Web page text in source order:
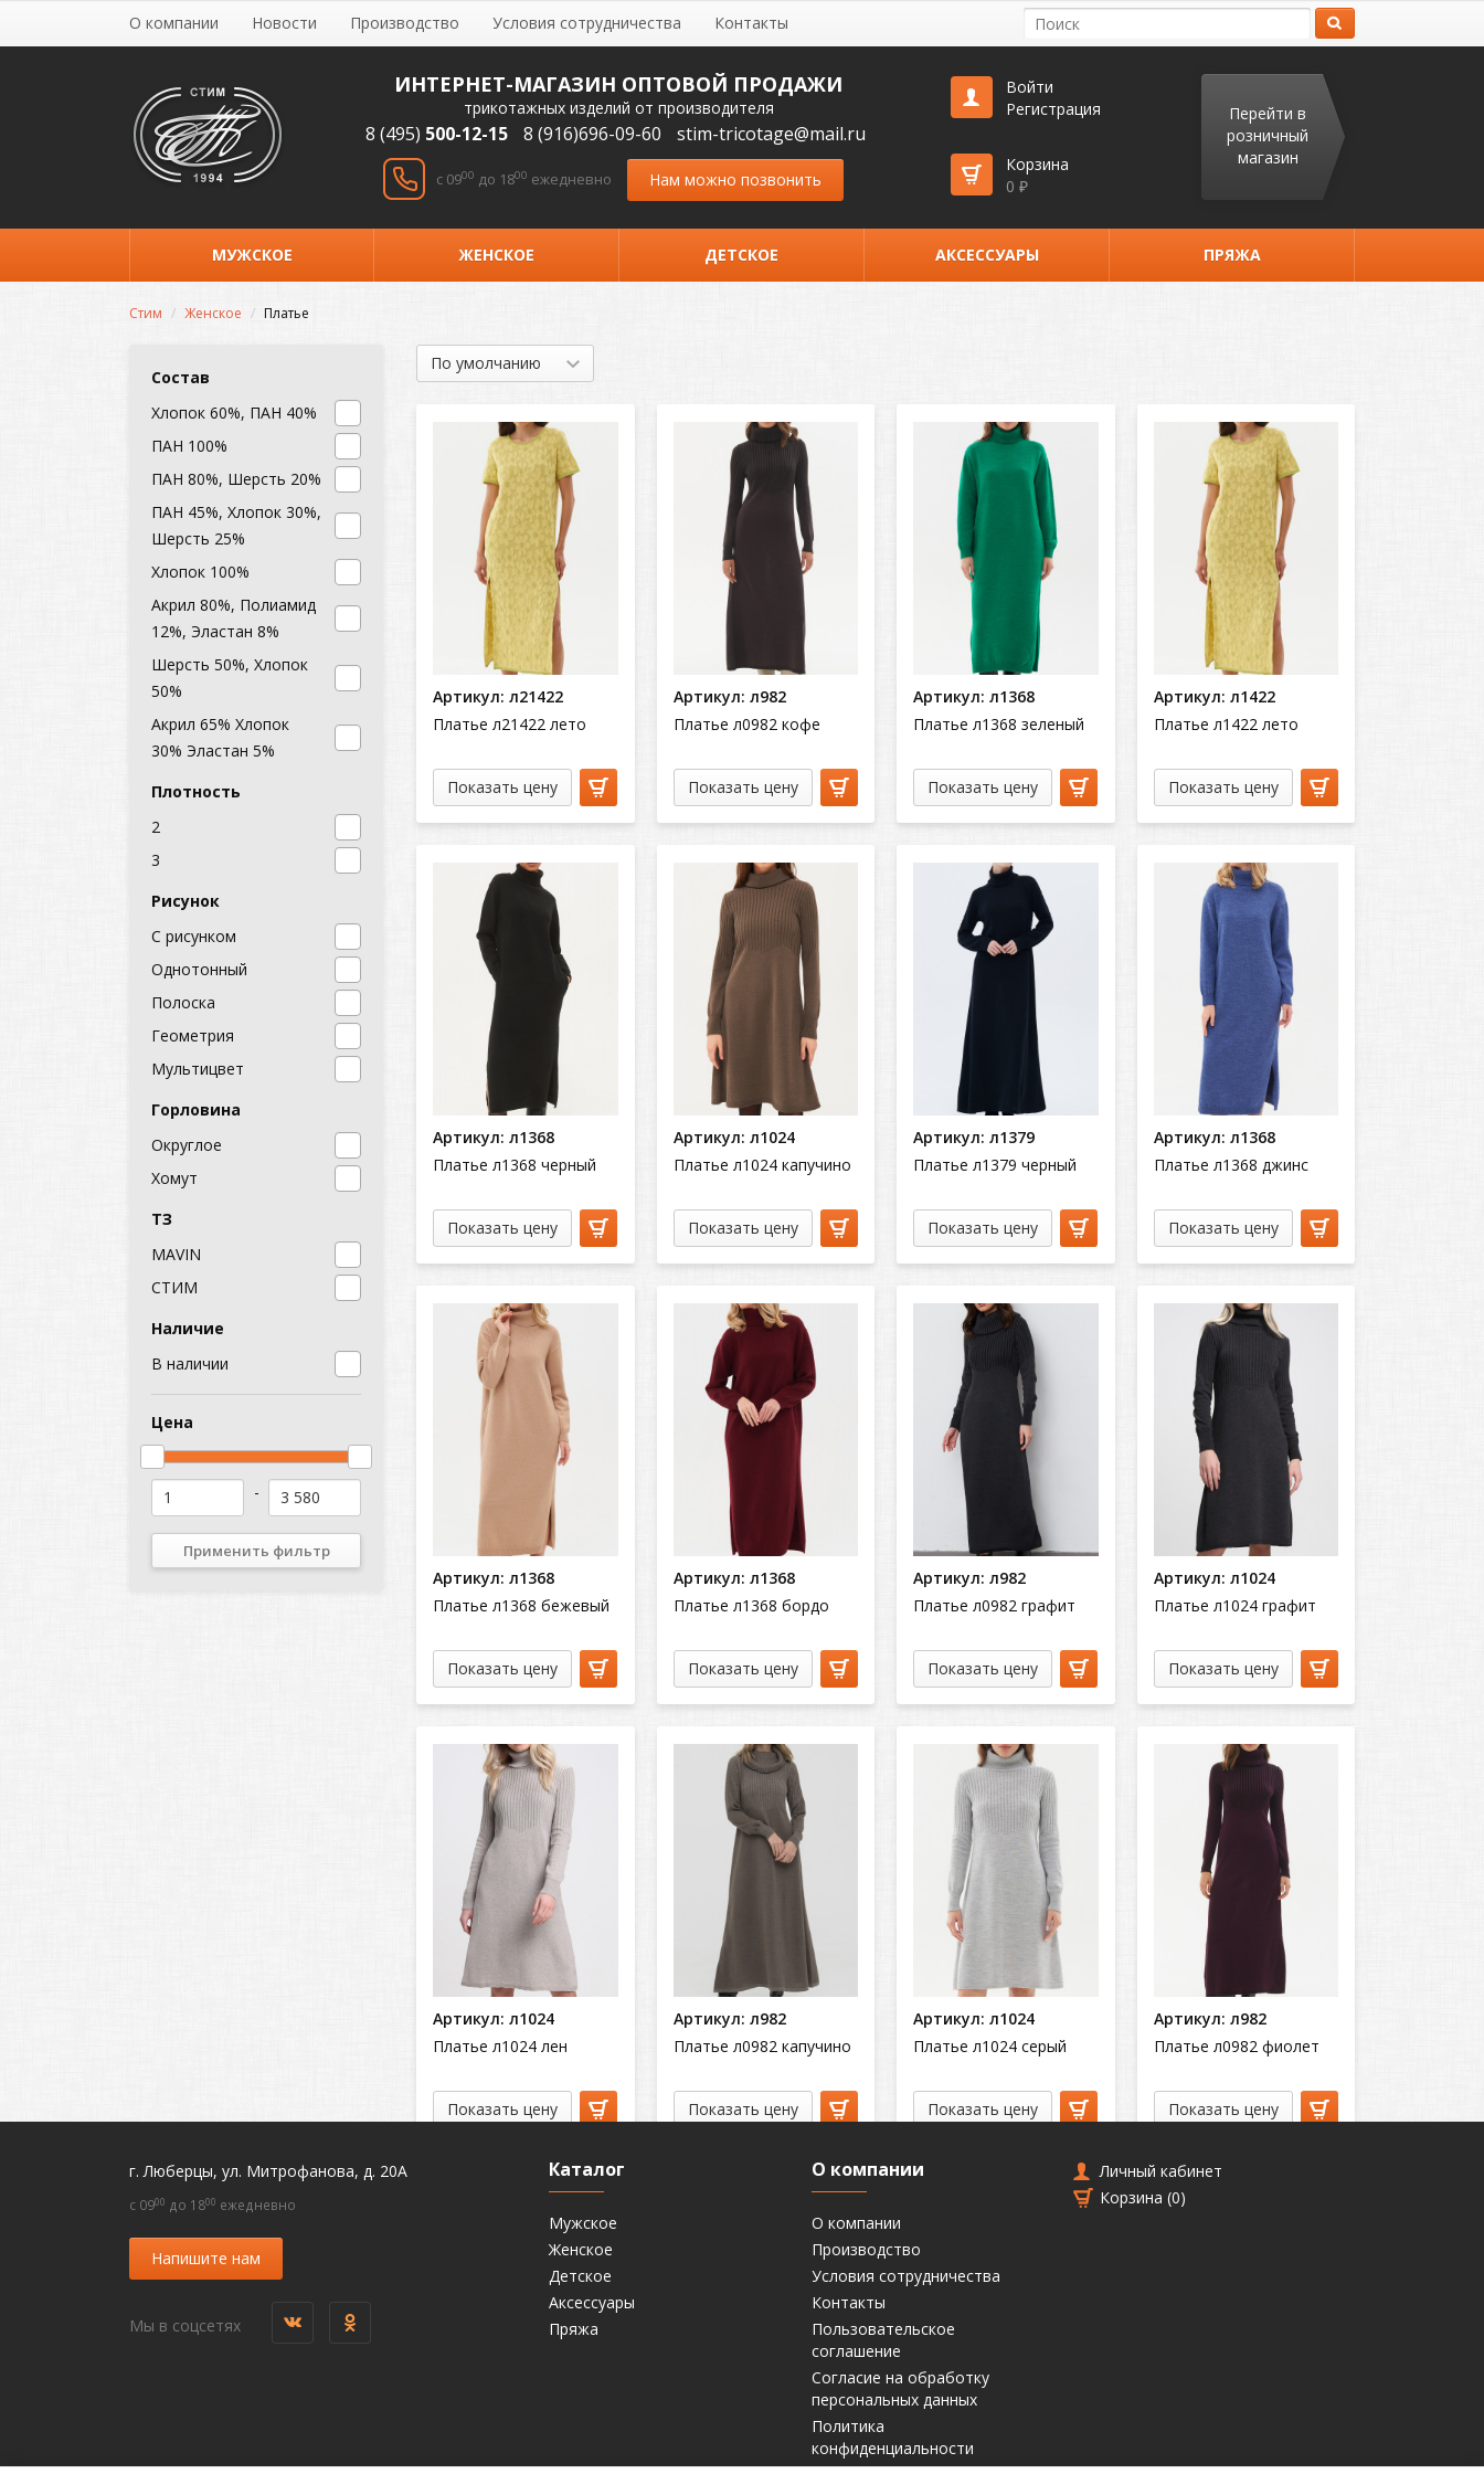
О компании Новости Производство Условия сотрудничества Контакты
ИНТЕРНЕТ-МАГАЗИН ОПТОВОЙ ПРОДАЖИ
трикотажных изделий от производителя
8 (495) 500-12-15 8 (916)696-09-60 stim-tricotage@mail.ru
c 0900 до 1800 ежедневно Нам можно позвонить
Войти
Регистрация
Корзина
0 ₽
Перейти в
розничный
магазин
МУЖСКОЕ ЖЕНСКОЕ ДЕТСКОЕ АКСЕССУАРЫ ПРЯЖА
Стим Женское Платье
Состав
Хлопок 60%, ПАН 40%
ПАН 100%
ПАН 80%, Шерсть 20%
ПАН 45%, Хлопок 30%,
Шерсть 25%
Хлопок 100%
Акрил 80%, Полиамид
12%, Эластан 8%
Шерсть 50%, Хлопок
50%
Акрил 65% Хлопок
30% Эластан 5%
Плотность
2
3
Рисунок
С рисунком
Однотонный
Полоска
Геометрия
Мультицвет
Горловина
Округлое
Хомут
ТЗ
MAVIN
СТИМ
Наличие
В наличии
Цена
-
Применить фильтр
Артикул: л21422
Платье л21422 лето
Показать цену
Артикул: л982
Платье л0982 кофе
Показать цену
Артикул: л1368
Платье л1368 зеленый
Показать цену
Артикул: л1422
Платье л1422 лето
Показать цену
Артикул: л1368
Платье л1368 черный
Показать цену
Артикул: л1024
Платье л1024 капучино
Показать цену
Артикул: л1379
Платье л1379 черный
Показать цену
Артикул: л1368
Платье л1368 джинс
Показать цену
Артикул: л1368
Платье л1368 бежевый
Показать цену
Артикул: л1368
Платье л1368 бордо
Показать цену
Артикул: л982
Платье л0982 графит
Показать цену
Артикул: л1024
Платье л1024 графит
Показать цену
Артикул: л1024
Платье л1024 лен
Показать цену
Артикул: л982
Платье л0982 капучино
Показать цену
Артикул: л1024
Платье л1024 серый
Показать цену
Артикул: л982
Платье л0982 фиолет
Показать цену
г. Люберцы, ул. Митрофанова, д. 20А
c 0900 до 1800 ежедневно
Напишите нам
Мы в соцсетях
Каталог
Мужское
Женское
Детское
Аксессуары
Пряжа
О компании
О компании
Производство
Условия сотрудничества
Контакты
Пользовательское
соглашение
Согласие на обработку
персональных данных
Политика
конфиденциальности
Личный кабинет
Корзина (0)